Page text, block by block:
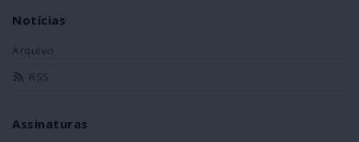
Notícias
Arquivo
RSS
Assinaturas